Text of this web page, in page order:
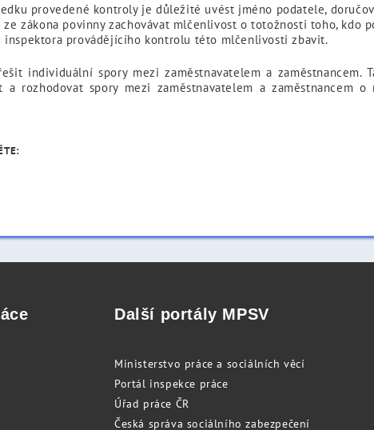
provedené kontroly je důležité uvést jméno podatele,
zákona povinny zachovávat mlčenlivost o totožnosti toho, kdo
inspektora provádějícího kontrolu této mlčenlivosti zbavit.
individuální spory mezi zaměstnavatelem a zaměstnancem.
rozhodovat spory mezi zaměstnavatelem a zaměstnancem o
Další portály MPSV
Ministerstvo práce a sociálních věcí
Portál inspekce práce
Úřad práce ČR
Česká správa sociálního zabezpečení